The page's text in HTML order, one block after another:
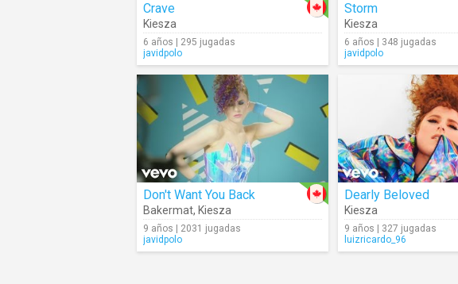
Crave
Kiesza
6 años | 295 jugadas
javidpolo
Storm
Kiesza
6 años | 348 jugadas
javidpolo
Don't Want You Back
Bakermat, Kiesza
9 años | 2031 jugadas
javidpolo
Dearly Beloved
Kiesza
9 años | 327 jugadas
luizricardo_96